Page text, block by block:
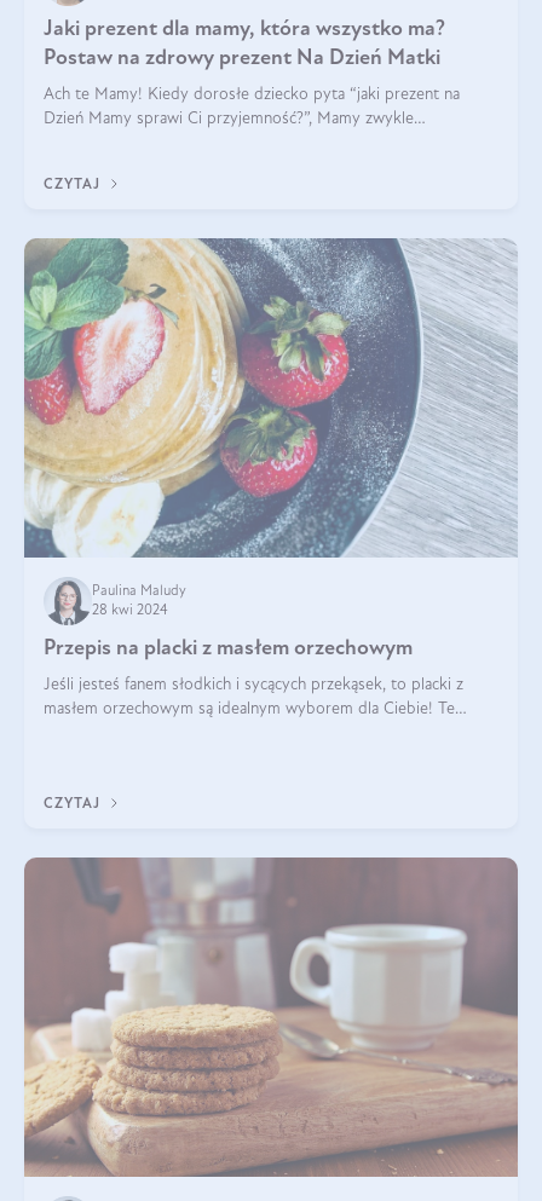
Jaki prezent dla mamy, która wszystko ma?
Postaw na zdrowy prezent Na Dzień Matki
Ach te Mamy! Kiedy dorosłe dziecko pyta “jaki prezent na
Dzień Mamy sprawi Ci przyjemność?”, Mamy zwykle
CZYTAJ
Paulina Maludy
28 kwi 2024
Przepis na placki z masłem orzechowym
Jeśli jesteś fanem słodkich i sycących przekąsek, to placki z
masłem orzechowym są idealnym wyborem dla Ciebie! Te
CZYTAJ